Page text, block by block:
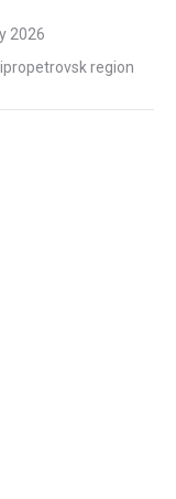
2026
region